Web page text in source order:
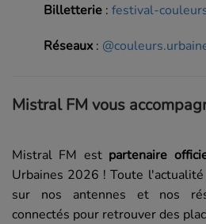
Billetterie : festival-
Réseaux :
Mistral FM vous
Mistral FM est partenaire
Urbaines 2026 ! Toute
sur nos antennes et nos
connectés pour retrouver des